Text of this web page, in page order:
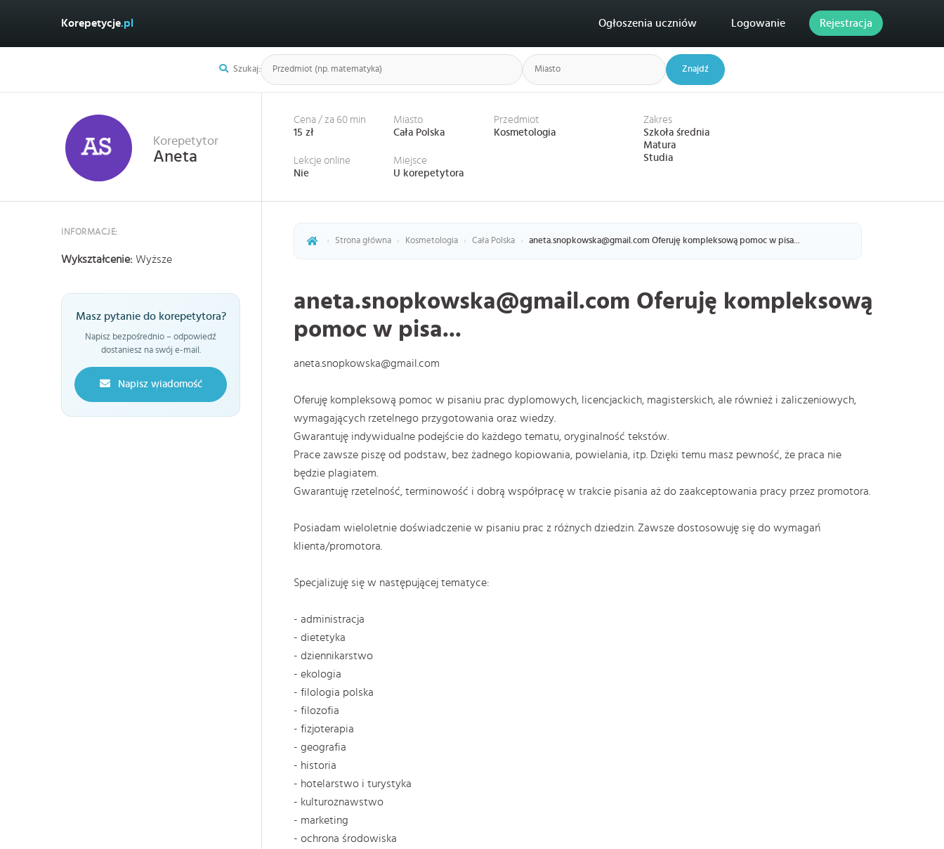
Korepetycje.pl Ogłoszenia uczniów Logowanie Rejestracja
Szukaj: Znajdź
Korepetytor
Aneta
INFORMACJE:
Wykształcenie: Wyższe
Masz pytanie do korepetytora?
Napisz bezpośrednio – odpowiedź
dostaniesz na swój e-mail.
Napisz wiadomość
Cena / za 60 min
15 zł
Lekcje online
Nie
Miasto
Cała Polska
Miejsce
U korepetytora
Przedmiot
Kosmetologia
Zakres
Szkoła średnia
Matura
Studia
› Strona główna › Kosmetologia › Cała Polska › aneta.snopkowska@gmail.com Oferuję kompleksową pomoc w pisa...
aneta.snopkowska@gmail.com Oferuję kompleksową
pomoc w pisa...
aneta.snopkowska@gmail.com
Oferuję kompleksową pomoc w pisaniu prac dyplomowych, licencjackich, magisterskich, ale również i zaliczeniowych,
wymagających rzetelnego przygotowania oraz wiedzy.
Gwarantuję indywidualne podejście do każdego tematu, oryginalność tekstów.
Prace zawsze piszę od podstaw, bez żadnego kopiowania, powielania, itp. Dzięki temu masz pewność, że praca nie
będzie plagiatem.
Gwarantuję rzetelność, terminowość i dobrą współpracę w trakcie pisania aż do zaakceptowania pracy przez promotora.
Posiadam wieloletnie doświadczenie w pisaniu prac z różnych dziedzin. Zawsze dostosowuję się do wymagań
klienta/promotora.
Specjalizuję się w następującej tematyce:
- administracja
- dietetyka
- dziennikarstwo
- ekologia
- filologia polska
- filozofia
- fizjoterapia
- geografia
- historia
- hotelarstwo i turystyka
- kulturoznawstwo
- marketing
- ochrona środowiska